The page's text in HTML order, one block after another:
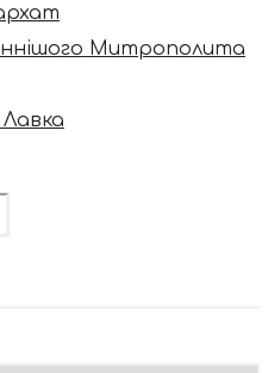
Митрополита